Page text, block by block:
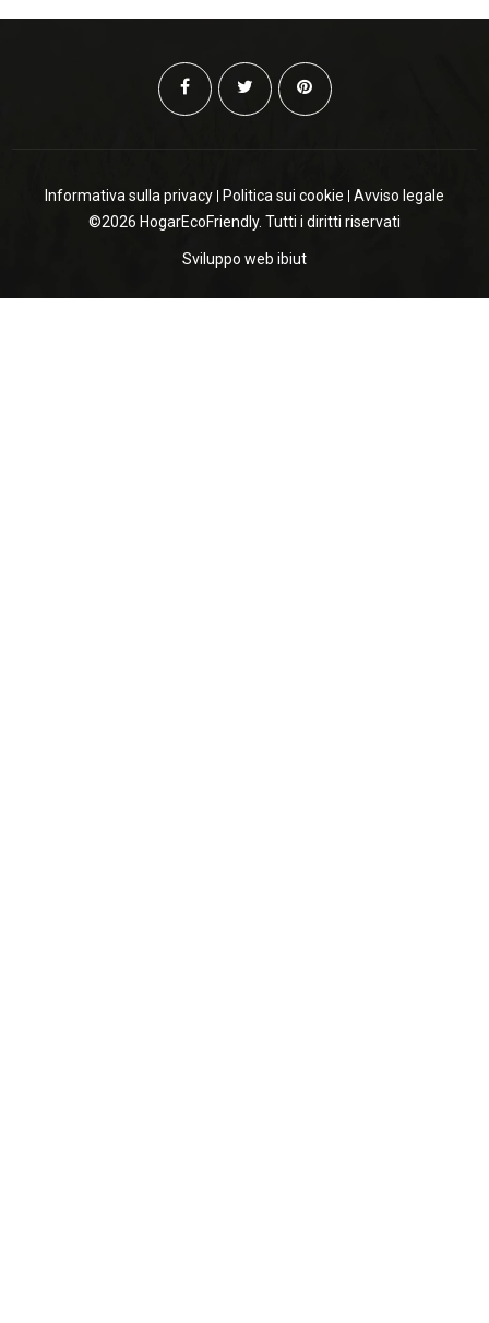
Informativa sulla privacy Politica sui cookie
Avviso legale
©2026 HogarEcoFriendly. Tutti i diritti riservati
Sviluppo web ibiut